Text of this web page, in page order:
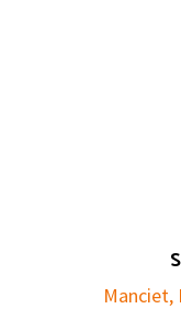
Manciet,